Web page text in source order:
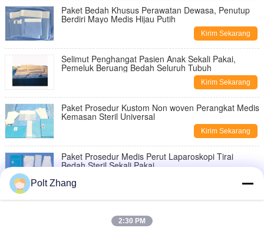
Paket Bedah Khusus Perawatan Dewasa, Penutup
Berdiri Mayo Medis Hijau Putih
Kirim Sekarang
Selimut Penghangat Pasien Anak Sekali Pakai,
Pemeluk Beruang Bedah Seluruh Tubuh
Kirim Sekarang
Paket Prosedur Kustom Non woven Perangkat Medis
Kemasan Steril Universal
Kirim Sekarang
Paket Prosedur Medis Perut Laparoskopi Tirai
Bedah Steril Sekali Pakai
Urologi Sekali Pakai
Polt Zhang
2:30 PM